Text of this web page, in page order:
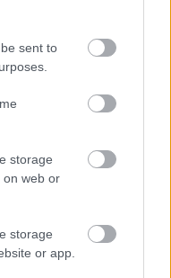
sent to
storage
on web or
storage
or app.
(fotó: Sipeki Péter)
egy amerikai
vett részt a